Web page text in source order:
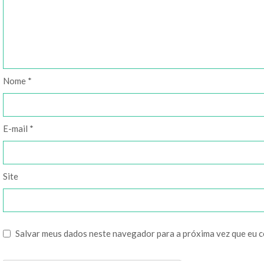
Nome *
E-mail *
Site
Salvar meus dados neste navegador para a próxima vez que eu